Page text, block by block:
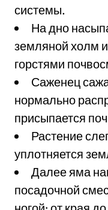
системы.
На дно
земляной холм
горстями
Саженец
нормально
присыпается
Растение
уплотняется
Далее яма
посадочной